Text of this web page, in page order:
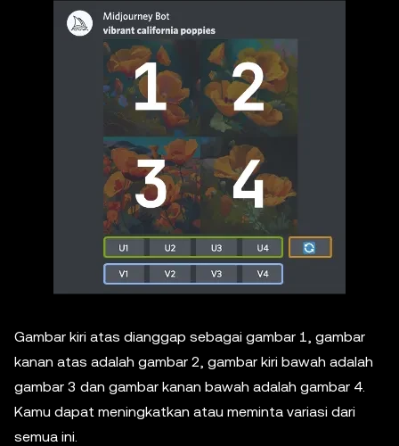
Gambar kiri atas dianggap sebagai gambar 1, gambar
kanan atas adalah gambar 2, gambar kiri bawah adalah
gambar 3 dan gambar kanan bawah adalah gambar 4.
Kamu dapat meningkatkan atau meminta variasi dari
semua ini.